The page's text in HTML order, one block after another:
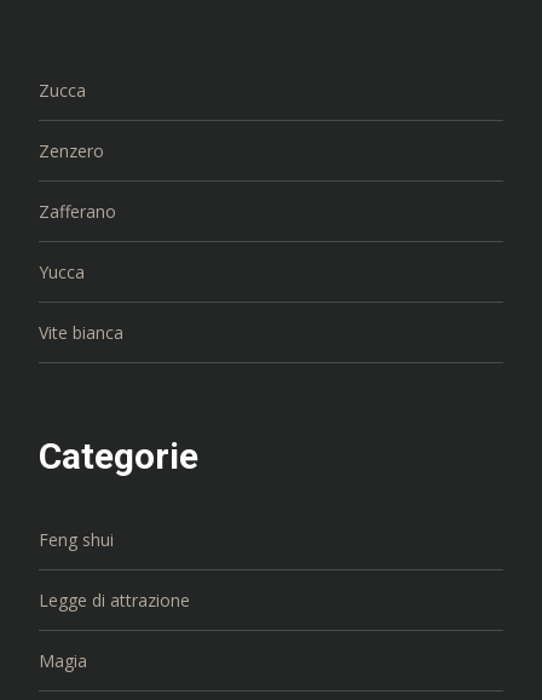
Zucca
Zenzero
Zafferano
Yucca
Vite bianca
Categorie
Feng shui
Legge di attrazione
Magia